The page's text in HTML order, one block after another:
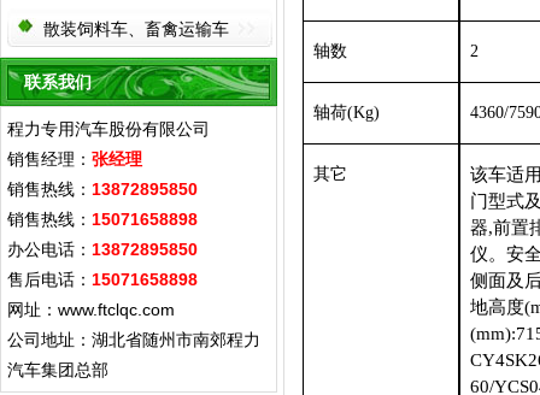
散装饲料车、畜禽运输车
联系我们
程力专用汽车股份有限公司
销售经理： 张经理
销售热线： 13872895850
销售热线： 15071658898
办公电话： 13872895850
售后电话： 15071658898
网址：www.ftclqc.com
公司地址：湖北省随州市南郊程力
汽车集团总部
轴数 2
轴荷(Kg) 4360/
其它
该车适
门型式
器,前置
仪。安
侧面及
地高度
60/